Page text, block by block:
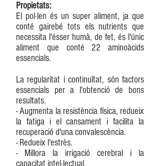
Propietats:
El pol·len és un super aliment, ja que
conté gairebé tots els nutrients que
necessita l'ésser humà, de fet, és l'únic
aliment que conté 22 aminoàcids
essencials.
La regularitat i continuïtat, són factors
essencials per a l'obtenció de bons
resultats.
- Augmenta la resistència física, redueix
la fatiga i el cansament i facilita la
recuperació d'una convalescència.
- Redueix l'estrès.
- Millora la irrigació cerebral i la
capacitat intel·lectual.